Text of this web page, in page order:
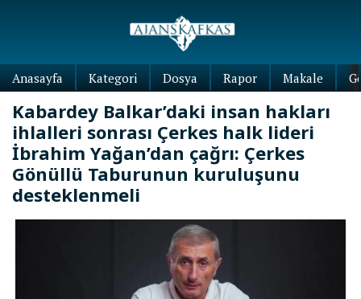
Anasayfa Kategori Dosya Rapor Makale
Kabardey Balkar’daki insan hakları
ihlalleri sonrası Çerkes halk lideri
İbrahim Yağan’dan çağrı: Çerkes
Gönüllü Taburunun kuruluşunu
desteklenmeli